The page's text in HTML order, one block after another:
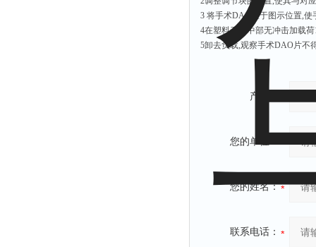
3 将手术DAO置于图示位置,
4在塑料刀柄中部无冲击加载荷
5卸去负载,观察手术DAO片不
产品：
您的单位：
您的姓名：
联系电话：